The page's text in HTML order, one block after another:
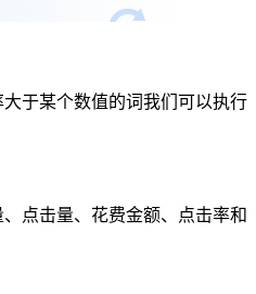
于某个数值的词我们可以执行
点击量、花费金额、点击率和